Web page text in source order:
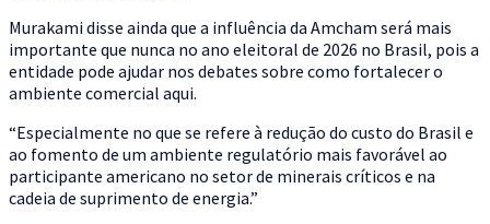
Murakami disse ainda que a influência da Amcham será mais
importante que nunca no ano eleitoral de 2026 no Brasil, pois a
entidade pode ajudar nos debates sobre como fortalecer o
ambiente comercial aqui.
“Especialmente no que se refere à redução do custo do Brasil e
ao fomento de um ambiente regulatório mais favorável ao
participante americano no setor de minerais críticos e na
cadeia de suprimento de energia.”